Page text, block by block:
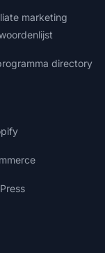
marketing
directory